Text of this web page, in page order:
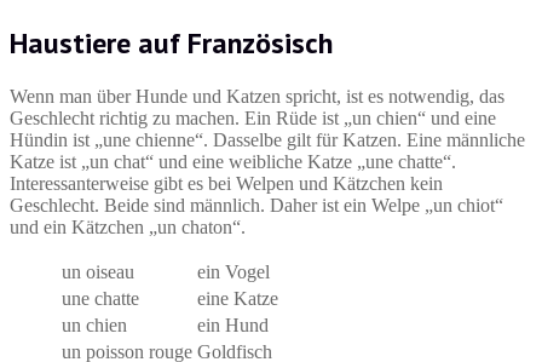
Haustiere auf Französisch
Wenn man über Hunde und Katzen spricht, ist es notwendig, das
Geschlecht richtig zu machen. Ein Rüde ist „un chien“ und eine
Hündin ist „une chienne“. Dasselbe gilt für Katzen. Eine männliche
Katze ist „un chat“ und eine weibliche Katze „une chatte“.
Interessanterweise gibt es bei Welpen und Kätzchen kein
Geschlecht. Beide sind männlich. Daher ist ein Welpe „un chiot“
und ein Kätzchen „un chaton“.
un oiseau
ein Vogel
une chatte
eine Katze
un chien
ein Hund
un poisson rouge Goldfisch